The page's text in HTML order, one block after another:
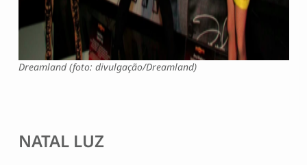
Dreamland (foto: divulgação/Dreamland)
NATAL LUZ